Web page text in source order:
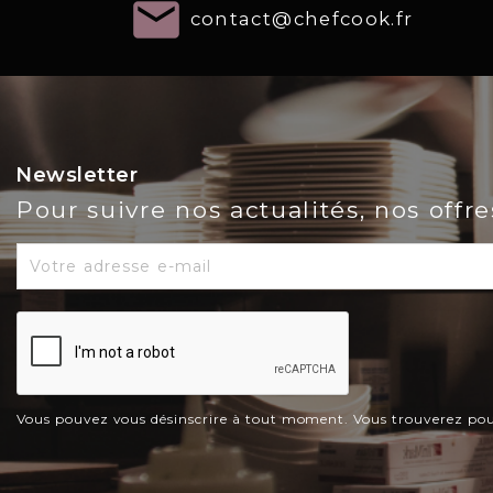
email contact@chefcook.fr
Newsletter
Pour suivre nos actualités, nos
Vous pouvez vous désinscrire à tout moment. Vous trouverez